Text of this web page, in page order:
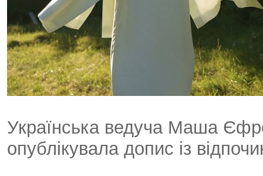
Українська ведуча Маша
опублікувала допис із